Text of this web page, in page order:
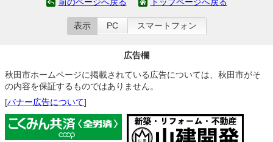
前のページへ戻る トップページへ戻る
表示 PC スマートフォン
広告欄
秋田市ホームページに掲載されている広告については、秋田市がそ
の内容を保証するものではありません。
[バナー広告について]